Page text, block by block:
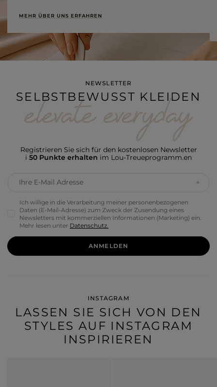
MEHR ÜBER UNS ERFAHREN
NEWSLETTER
SELBSTBEWUSST KLEIDEN
Registrieren Sie sich für den kostenlosen Newsletter
i 50 Punkte erhalten im Lou-Treueprogramm.en
Ihre E-Mail Adresse
Ich willige in die Verarbeitung meiner personenbezogenen
Daten (E-Mail-Adresse) zum Zweck der Zusendung eines
Newsletters mit kommerziellen Informationen (Marketing) ein.
Mehr lesen unter Datenschutz.
ANMELDEN
INSTAGRAM
LASSEN SIE SICH VON DEN
STYLES AUF INSTAGRAM
INSPIRIEREN